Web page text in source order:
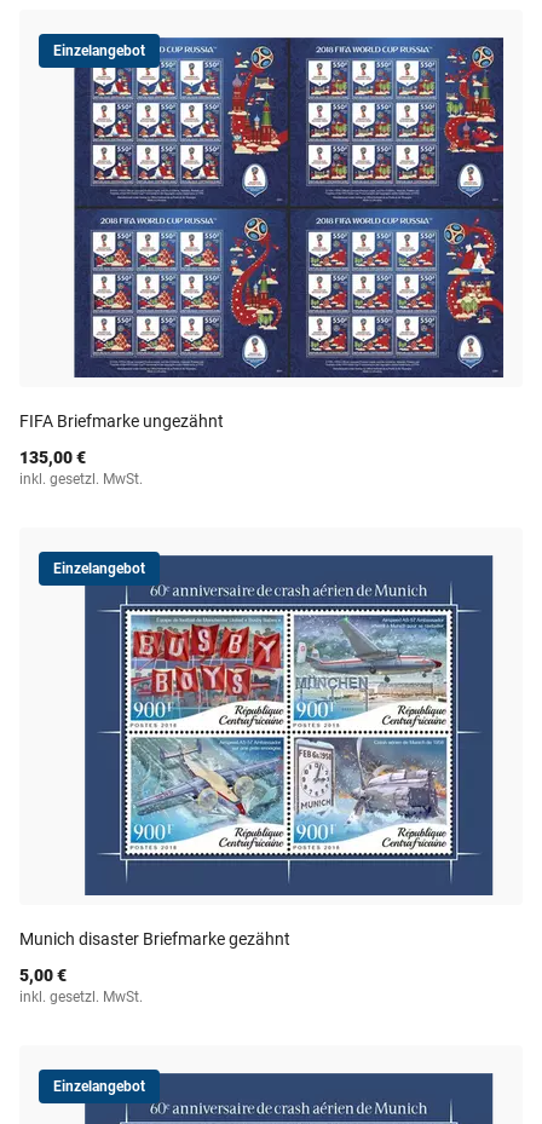
Einzelangebot
FIFA Briefmarke ungezähnt
135,00 €
inkl. gesetzl. MwSt.
Einzelangebot
Munich disaster Briefmarke gezähnt
5,00 €
inkl. gesetzl. MwSt.
Einzelangebot